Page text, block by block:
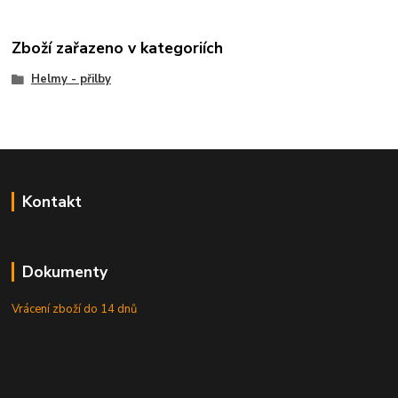
Zboží zařazeno v kategoriích
Helmy - přilby
Kontakt
Dokumenty
Vrácení zboží do 14 dnů